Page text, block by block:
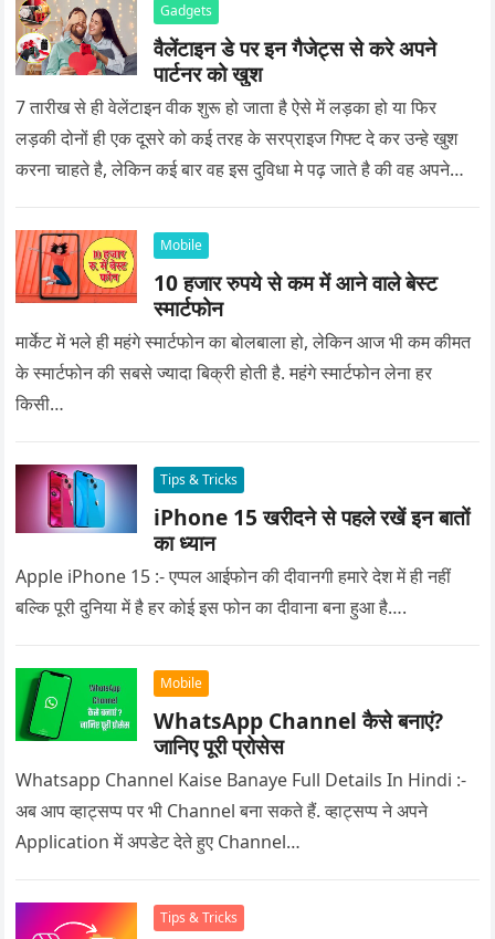
Gadgets
वैलेंटाइन डे पर इन गैजेट्स से करे अपने
पार्टनर को खुश
7 तारीख से ही वेलेंटाइन वीक शुरू हो जाता है ऐसे में लड़का हो या फिर
लड़की दोनों ही एक दूसरे को कई तरह के सरप्राइज गिफ्ट दे कर उन्हे खुश
करना चाहते है, लेकिन कई बार वह इस दुविधा मे पढ़ जाते है की वह अपने
Mobile
10 हजार रुपये से कम में आने वाले बेस्ट
स्मार्टफोन
मार्केट में भले ही महंगे स्मार्टफोन का बोलबाला हो, लेकिन आज भी कम कीमत
के स्मार्टफोन की सबसे ज्यादा बिक्री होती है. महंगे स्मार्टफोन लेना हर
किसी…
Tips & Tricks
iPhone 15 खरीदने से पहले रखें इन बातों
का ध्यान
Apple iPhone 15 :- एप्पल आईफोन की दीवानगी हमारे देश में ही नहीं
बल्कि पूरी दुनिया में है हर कोई इस फोन का दीवाना बना हुआ है….
Mobile
WhatsApp Channel कैसे बनाएं?
जानिए पूरी प्रोसेस
Whatsapp Channel Kaise Banaye Full Details In Hindi :-
अब आप व्हाट्सप्प पर भी Channel बना सकते हैं. व्हाट्सप्प ने अपने
Application में अपडेट देते हुए Channel…
Tips & Tricks